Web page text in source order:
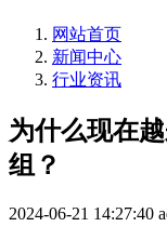
网站首页
新闻中心
行业资讯
为什么现在
组？
2024-06-21 14:27:40